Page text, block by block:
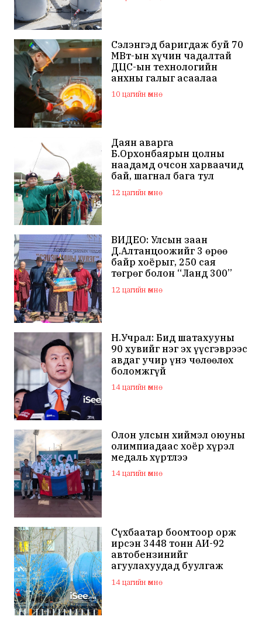
ашиглалтад орно
Сэлэнгэд баригдаж буй 70
МВт-ын хүчин чадалтай
ДЦС-ын технологийн
анхны галыг асаалаа
10 цагийн өмнө
Даян аварга
Б.Орхонбаярын цолны
наадамд очсон харваачид
бай, шагнал бага тул
наадамд оролцохгүй
гэдгээ мэдэгдлээ
12 цагийн өмнө
ВИДЕО: Улсын заан
Д.Алтанцоожийг 3 өрөө
байр хоёрыг, 250 сая
төгрөг болон “Ланд 300”
маркийн автомашинаар
мялаажээ
12 цагийн өмнө
Н.Учрал: Бид шатахууны
90 хувийг нэг эх үүсгэврээс
авдаг учир үнэ чөлөөлөх
боломжгүй
14 цагийн өмнө
Олон улсын хиймэл оюуны
олимпиадаас хоёр хүрэл
медаль хүртлээ
14 цагийн өмнө
Сүхбаатар боомтоор орж
ирсэн 3448 тонн АИ-92
автобензинийг
агуулахуудад буулгаж
байна
14 цагийн өмнө